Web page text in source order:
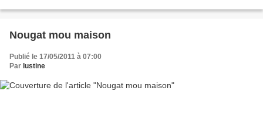
Nougat mou maison
Publié le 17/05/2011 à 07:00
Par lustine